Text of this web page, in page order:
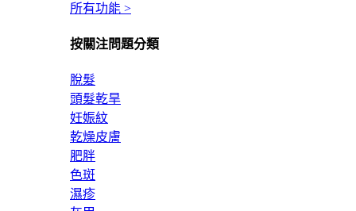
所有功能 >
按關注問題分類
脫髮
頭髮乾旱
妊娠紋
乾燥皮膚
肥胖
色斑
濕疹